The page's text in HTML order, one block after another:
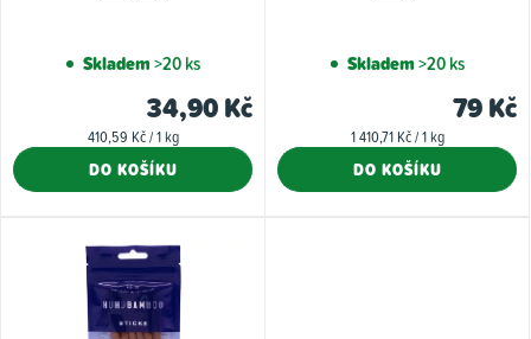
t
ů
Skladem>20 ks
34,90 Kč
Měrná
410,59 Kč / 1 kg
DO KOŠÍKU
Skladem>20 ks
79 Kč
Měrná
1 410,71 Kč / 1 kg
DO KOŠÍKU